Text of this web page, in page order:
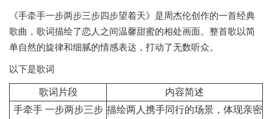
《手牵手一步两步三步四步望着天》是周杰伦创作的一首经典
歌曲，歌词描绘了恋人之间温馨甜蜜的相处画面。整首歌以简
单自然的旋律和细腻的情感表达，打动了无数听众。
以下是歌词
歌词片段
内容简述
手牵手 一步两步三步 描绘两人携手同行的场景，体现亲密